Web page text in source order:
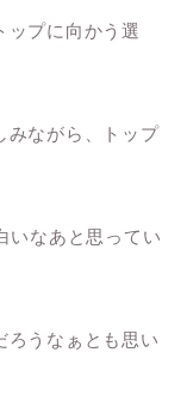
ップに向かう選
みながら、トップ
いなあと思ってい
ろうなぁとも思い